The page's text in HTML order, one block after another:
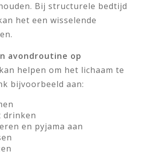
Bij structurele bedtijd
het een wisselende
avondroutine op
helpen om het lichaam te
bijvoorbeeld aan:
drinken
en pyjama aan